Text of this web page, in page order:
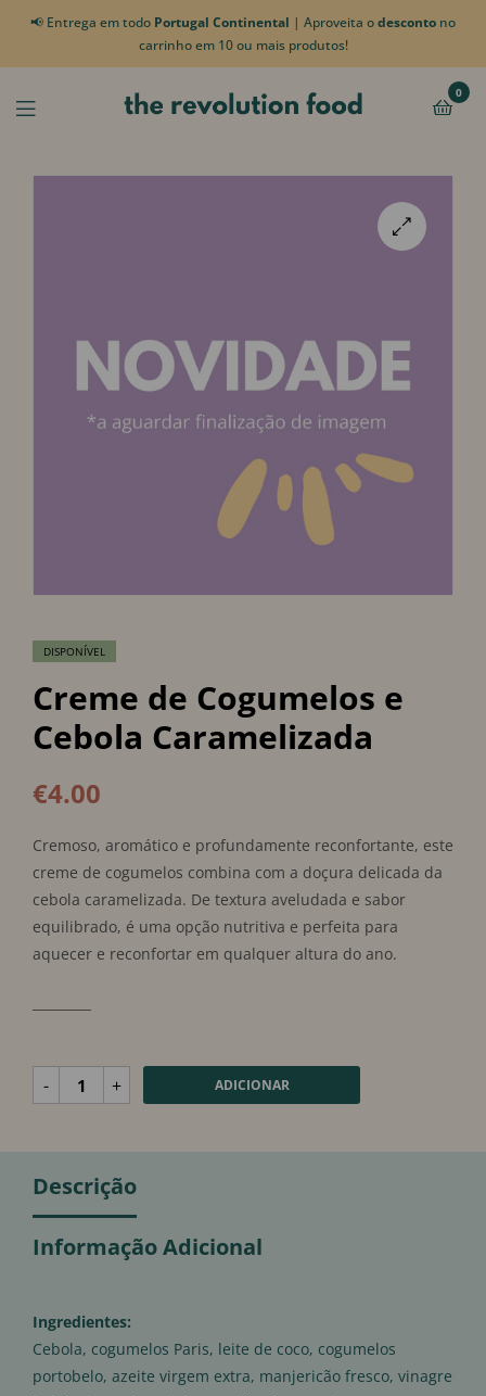
📢 Entrega em todo Portugal Continental | Aproveita odesconto no
carrinho em 10 ou mais produtos!
0
DISPONÍVEL
Creme de Cogumelos e
Cebola Caramelizada
€4.00
Cremoso, aromático e profundamente reconfortante, este
creme de cogumelos combina com a doçura delicada da
cebola caramelizada. De textura aveludada e sabor
equilibrado, é uma opção nutritiva e perfeita para
aquecer e reconfortar em qualquer altura do ano.
- + ADICIONAR
Descrição
Informação Adicional
Ingredientes:
Cebola, cogumelos Paris, leite de coco, cogumelos
portobelo, azeite virgem extra, manjericão fresco, vinagre